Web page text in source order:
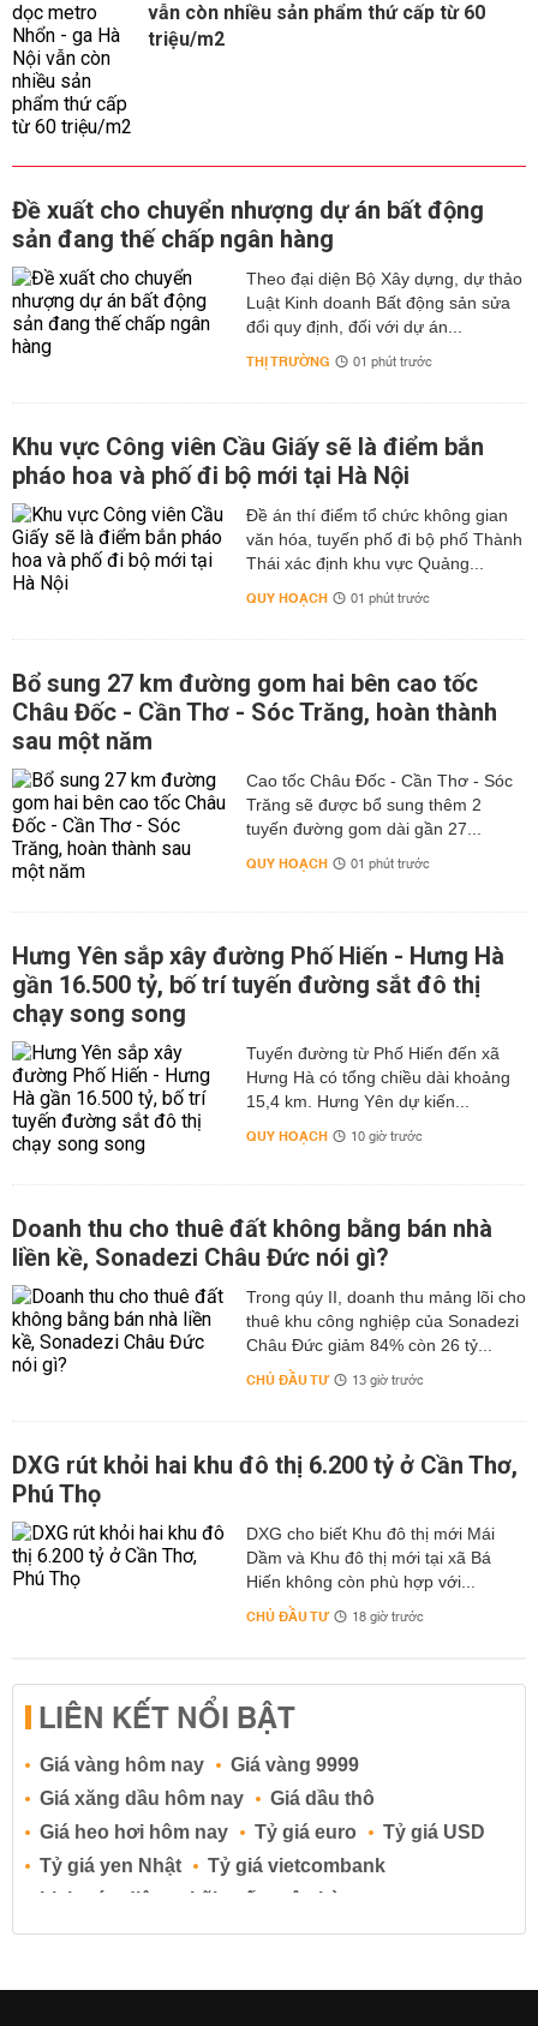
vẫn còn nhiều sản phẩm thứ cấp từ 60
triệu/m2
Đề xuất cho chuyển nhượng dự án bất động
sản đang thế chấp ngân hàng
Theo đại diện Bộ Xây dựng, dự thảo
Luật Kinh doanh Bất động sản sửa
đổi quy định, đối với dự án...
THỊ TRƯỜNG 01 phút trước
Khu vực Công viên Cầu Giấy sẽ là điểm bắn
pháo hoa và phố đi bộ mới tại Hà Nội
Đề án thí điểm tổ chức không gian
văn hóa, tuyến phố đi bộ phố Thành
Thái xác định khu vực Quảng...
QUY HOẠCH 01 phút trước
Bổ sung 27 km đường gom hai bên cao tốc
Châu Đốc - Cần Thơ - Sóc Trăng, hoàn thành
sau một năm
Cao tốc Châu Đốc - Cần Thơ - Sóc
Trăng sẽ được bổ sung thêm 2
tuyến đường gom dài gần 27...
QUY HOẠCH 01 phút trước
Hưng Yên sắp xây đường Phố Hiến - Hưng Hà
gần 16.500 tỷ, bố trí tuyến đường sắt đô thị
chạy song song
Tuyến đường từ Phố Hiến đến xã
Hưng Hà có tổng chiều dài khoảng
15,4 km. Hưng Yên dự kiến...
QUY HOẠCH 10 giờ trước
Doanh thu cho thuê đất không bằng bán nhà
liền kề, Sonadezi Châu Đức nói gì?
Trong qúy II, doanh thu mảng lõi cho
thuê khu công nghiệp của Sonadezi
Châu Đức giảm 84% còn 26 tỷ...
CHỦ ĐẦU TƯ 13 giờ trước
DXG rút khỏi hai khu đô thị 6.200 tỷ ở Cần Thơ,
Phú Thọ
DXG cho biết Khu đô thị mới Mái
Dầm và Khu đô thị mới tại xã Bá
Hiến không còn phù hợp với...
CHỦ ĐẦU TƯ 18 giờ trước
LIÊN KẾT NỔI BẬT
Giá vàng hôm nay
Giá vàng 9999
Giá xăng dầu hôm nay
Giá dầu thô
Giá heo hơi hôm nay
Tỷ giá euro
Tỷ giá USD
Tỷ giá yen Nhật
Tỷ giá vietcombank
Lịch cúp điện
Lãi suất ngân hàng
Lãi suất tiết kiệm
Lãi suất tiền gửi